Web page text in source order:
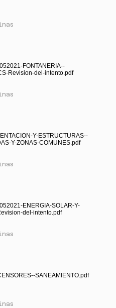
FONTANERIA--
Revision-del-intento.pdf
Y-ESTRUCTURAS--
Y-ZONAS-COMUNES.pdf
ENERGIA-SOLAR-Y-
del-intento.pdf
SANEAMIENTO.pdf